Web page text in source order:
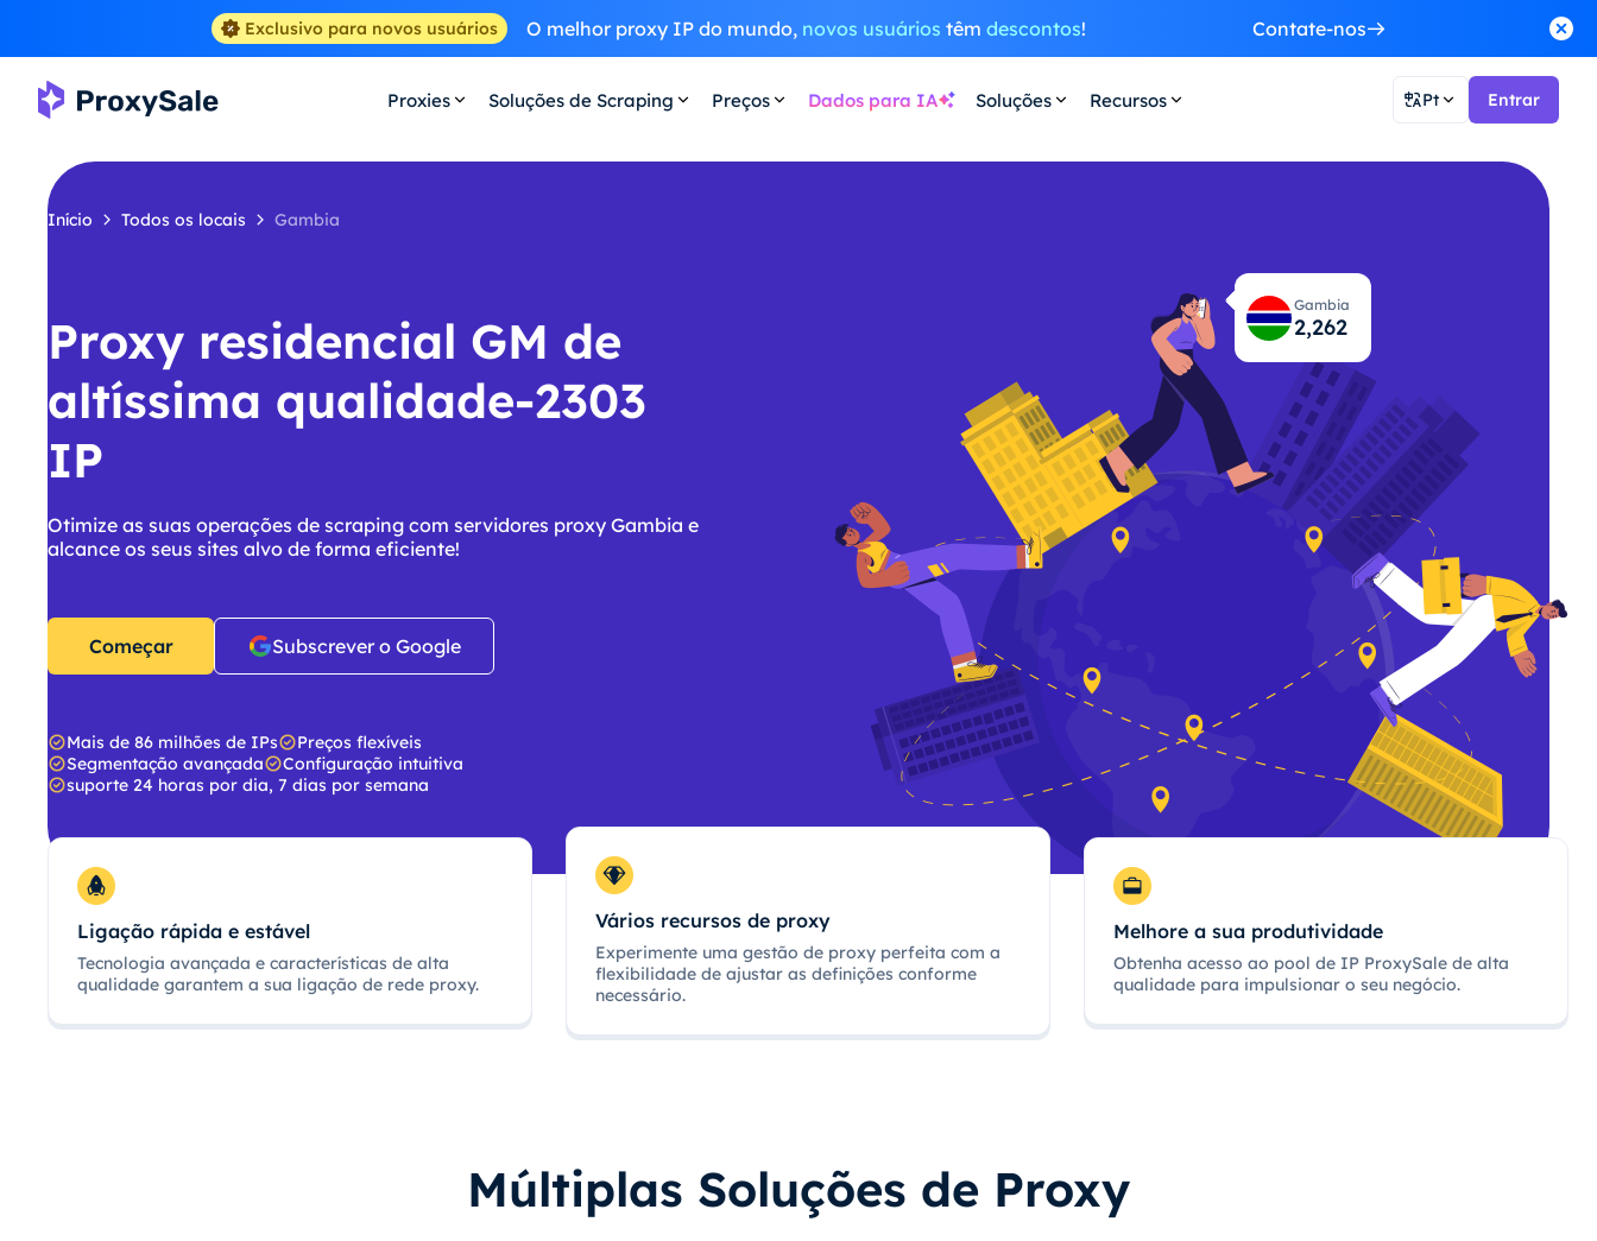
Exclusivo para novos usuários O melhor proxy IP do mundo, novos usuários têm descontos! Contate-nos
Proxies Soluções de Scraping Preços Dados para IA Soluções Recursos Pt Entrar
Início Todos os locais Gambia
Proxy residencial GM de
altíssima qualidade-2303
IP
Otimize as suas operações de scraping com servidores proxy Gambia e
alcance os seus sites alvo de forma eficiente!
Começar Subscrever o Google
Mais de 86 milhões de IPs
Preços flexíveis
Segmentação avançada
Configuração intuitiva
suporte 24 horas por dia, 7 dias por semana
Gambia
2,303
Ligação rápida e estável
Tecnologia avançada e características de alta
qualidade garantem a sua ligação de rede proxy.
Vários recursos de proxy
Experimente uma gestão de proxy perfeita com a
flexibilidade de ajustar as definições conforme
necessário.
Melhore a sua produtividade
Obtenha acesso ao pool de IP ProxySale de alta
qualidade para impulsionar o seu negócio.
Múltiplas Soluções de Proxy